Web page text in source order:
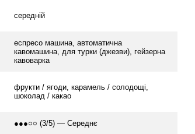
середній
еспресо машина, автоматична
кавомашина, для турки (джезви), гейзерна
кавоварка
фрукти / ягоди, карамель / солодощі,
шоколад / какао
●●●○○ (3/5) — Середнє